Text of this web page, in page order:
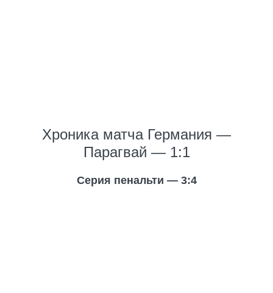
Хроника матча Германия —
Парагвай — 1:1
Серия пенальти — 3:4